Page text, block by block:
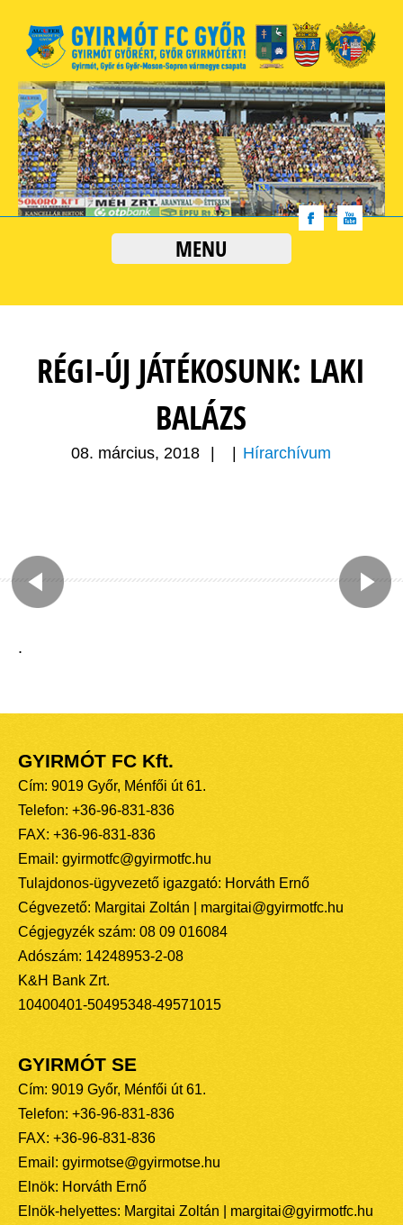
MENU
RÉGI-ÚJ JÁTÉKOSUNK: LAKI
BALÁZS
08. március, 2018 Hírarchívum
.
GYIRMÓT FC Kft.
Cím: 9019 Győr, Ménfői út 61.
Telefon: +36-96-831-836
FAX: +36-96-831-836
Email: gyirmotfc@gyirmotfc.hu
Tulajdonos-ügyvezető igazgató: Horváth Ernő
Cégvezető: Margitai Zoltán | margitai@gyirmotfc.hu
Cégjegyzék szám: 08 09 016084
Adószám: 14248953-2-08
K&H Bank Zrt.
10400401-50495348-49571015
GYIRMÓT SE
Cím: 9019 Győr, Ménfői út 61.
Telefon: +36-96-831-836
FAX: +36-96-831-836
Email: gyirmotse@gyirmotse.hu
Elnök: Horváth Ernő
Elnök-helyettes: Margitai Zoltán | margitai@gyirmotfc.hu